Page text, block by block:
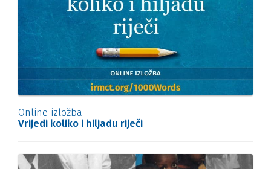
Online izložba
Vrijedi koliko i hiljadu riječi